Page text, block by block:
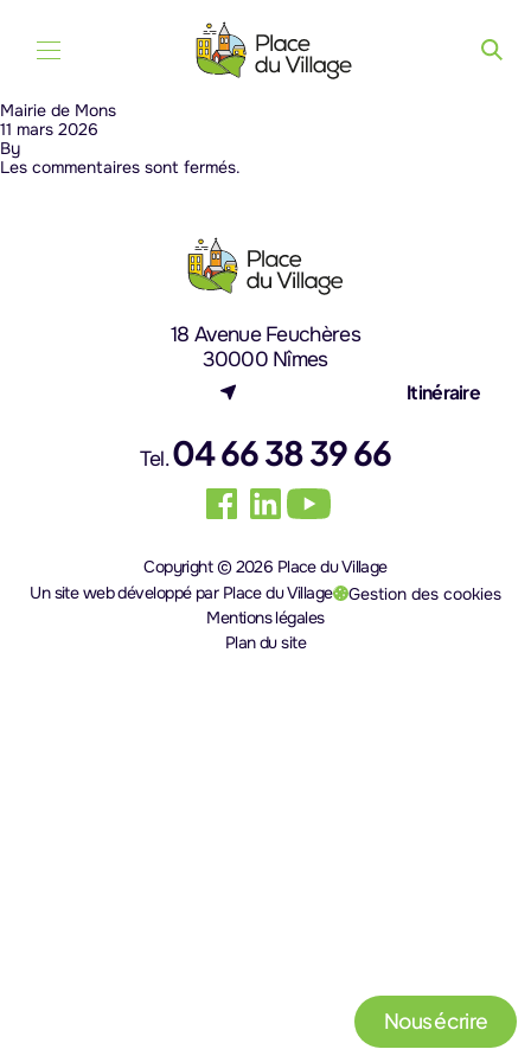
Mairie de Mons
11 mars 2026
By
Les commentaires sont fermés.
18 Avenue Feuchères
30000 Nîmes
Itinéraire
Tel.04 66 38 39 66
Copyright © 2026 Place du Village
Un site web développé par Place du Village
(nouvel onglet)
Gestion des cookies
Mentions légales
Plan du site
Nous écrire